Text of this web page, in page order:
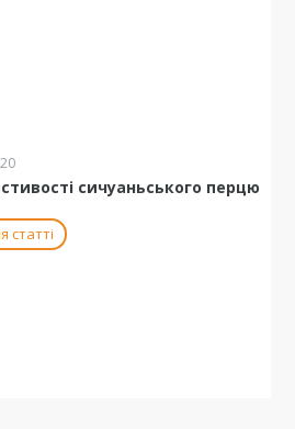
сичуаньського перцю
статті